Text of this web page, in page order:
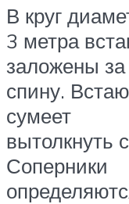
В круг
3 метра
заложены за
спину.
сумеет
вытолкнуть
Соперники